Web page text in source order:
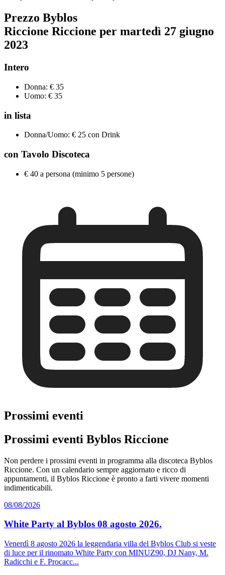
Prezzo Byblos
Riccione Riccione per martedì 27 giugno
2023
Intero
Donna: € 35
Uomo: € 35
in lista
Donna/Uomo: € 25 con Drink
con Tavolo Discoteca
€ 40 a persona (minimo 5 persone)
Prossimi eventi
Prossimi eventi Byblos Riccione
Non perdere i prossimi eventi in programma alla discoteca Byblos
Riccione. Con un calendario sempre aggiornato e ricco di
appuntamenti, il Byblos Riccione è pronto a farti vivere momenti
indimenticabili.
08/08/2026
White Party al Byblos 08 agosto 2026.
Venerdì 8 agosto 2026 la leggendaria villa del Byblos Club si veste
di luce per il rinomato White Party con MINUZ90, DJ Nany, M.
Radicchi e F. Procacc...